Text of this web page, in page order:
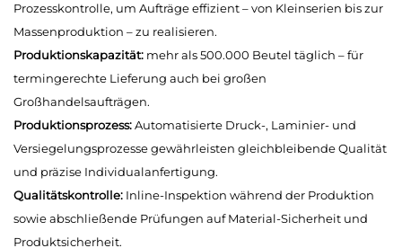
Prozesskontrolle, um Aufträge effizient – von Kleinserien bis zur
Massenproduktion – zu realisieren.
Produktionskapazität: mehr als 500.000 Beutel täglich – für
termingerechte Lieferung auch bei großen
Großhandelsaufträgen.
Produktionsprozess:Automatisierte Druck-, Laminier- und
Versiegelungsprozesse gewährleisten gleichbleibende Qualität
und präzise Individualanfertigung.
Qualitätskontrolle: Inline-Inspektion während der Produktion
sowie abschließende Prüfungen auf Material-Sicherheit und
Produktsicherheit.